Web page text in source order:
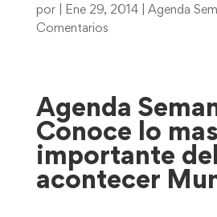
por Ene 29, 2014| Agenda
Comentarios
Agenda
Conoce lo mas
importante del
acontecer